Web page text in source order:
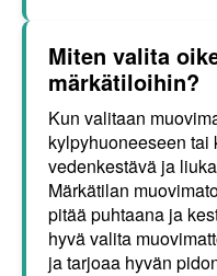
Miten valita
märkätiloihin?
Kun valitaan
kylpyhuoneeseen tai
vedenkestävä ja
Märkätilan
pitää puhtaana ja
hyvä valita
ja tarjoaa hyvän